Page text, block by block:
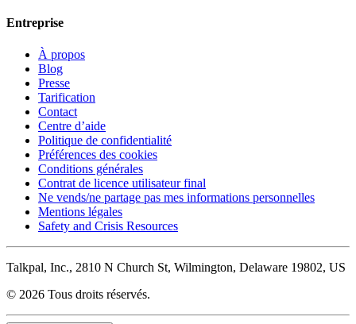
Entreprise
À propos
Blog
Presse
Tarification
Contact
Centre d’aide
Politique de confidentialité
Préférences des cookies
Conditions générales
Contrat de licence utilisateur final
Ne vends/ne partage pas mes informations personnelles
Mentions légales
Safety and Crisis Resources
Talkpal, Inc., 2810 N Church St, Wilmington, Delaware 19802, US
© 2026 Tous droits réservés.